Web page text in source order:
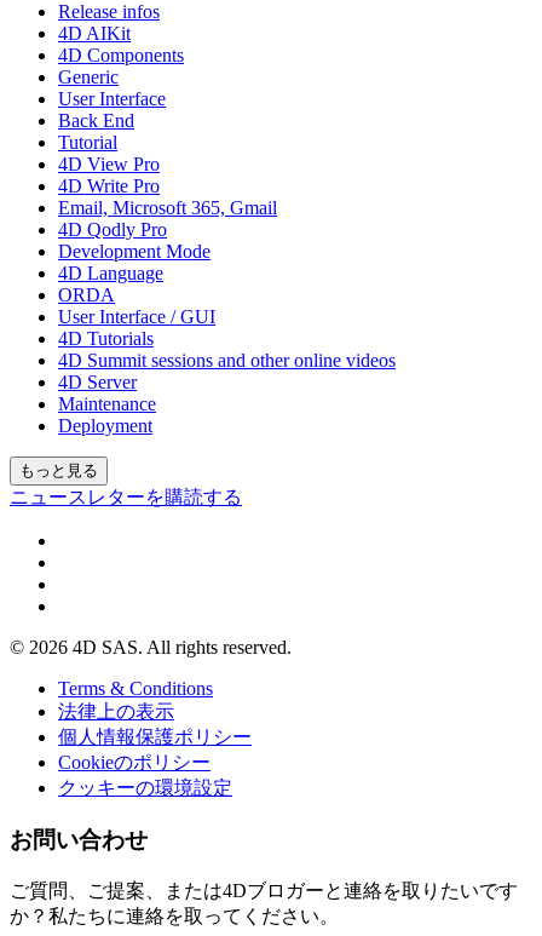
Release infos
4D AIKit
4D Components
Generic
User Interface
Back End
Tutorial
4D View Pro
4D Write Pro
Email, Microsoft 365, Gmail
4D Qodly Pro
Development Mode
4D Language
ORDA
User Interface / GUI
4D Tutorials
4D Summit sessions and other online videos
4D Server
Maintenance
Deployment
もっと見る
ニュースレターを購読する
© 2026 4D SAS. All rights reserved.
Terms & Conditions
法律上の表示
個人情報保護ポリシー
Cookieのポリシー
クッキーの環境設定
お問い合わせ
ご質問、ご提案、または4Dブロガーと連絡を取りたいです
か？私たちに連絡を取ってください。